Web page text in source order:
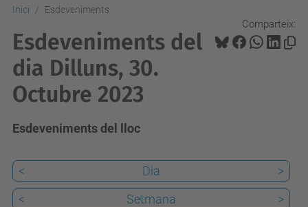
Inici Esdeveniments
Comparteix:
Esdeveniments del
dia Dilluns, 30.
Octubre 2023
Esdeveniments del lloc
< Dia
>
<
Setmana
>